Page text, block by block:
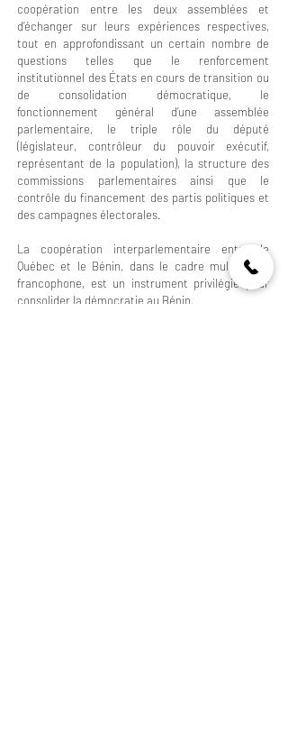
coopération entre les deux assemblées et
d’échanger sur leurs expériences respectives,
tout en approfondissant un certain nombre de
questions telles que le renforcement
institutionnel des États en cours de transition ou
de consolidation démocratique, le
fonctionnement général d’une assemblée
parlementaire, le triple rôle du député
(législateur, contrôleur du pouvoir exécutif,
représentant de la population), la structure des
commissions parlementaires ainsi que le
contrôle du financement des partis politiques et
des campagnes électorales.
La coopération interparlementaire entre le
Québec et le Bénin, dans le cadre multilatéral
francophone, est un instrument privilégié pour
consolider la démocratie au Bénin.